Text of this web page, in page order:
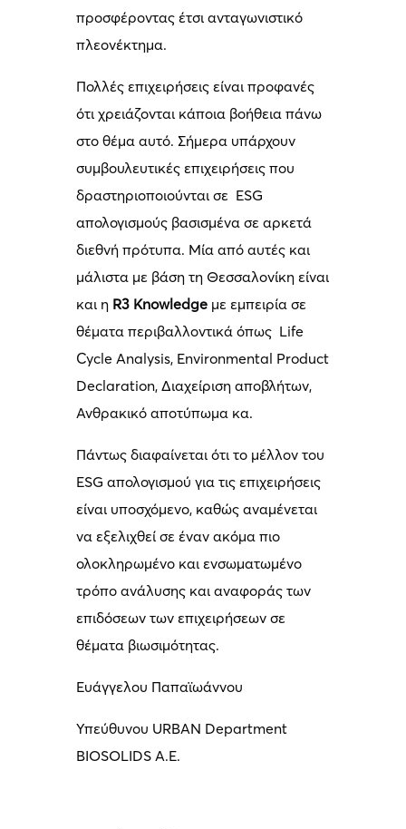
προσφέροντας έτσι ανταγωνιστικό
πλεονέκτημα.
Πολλές επιχειρήσεις είναι προφανές
ότι χρειάζονται κάποια βοήθεια πάνω
στο θέμα αυτό. Σήμερα υπάρχουν
συμβουλευτικές επιχειρήσεις που
δραστηριοποιούνται σε ESG
απολογισμούς βασισμένα σε αρκετά
διεθνή πρότυπα. Μία από αυτές και
μάλιστα με βάση τη Θεσσαλονίκη είναι
και η R3 Knowledge με εμπειρία σε
θέματα περιβαλλοντικά όπως Life
Cycle Analysis, Environmental Product
Declaration, Διαχείριση αποβλήτων,
Ανθρακικό αποτύπωμα κα.
Πάντως διαφαίνεται ότι το μέλλον του
ESG απολογισμού για τις επιχειρήσεις
είναι υποσχόμενο, καθώς αναμένεται
να εξελιχθεί σε έναν ακόμα πιο
ολοκληρωμένο και ενσωματωμένο
τρόπο ανάλυσης και αναφοράς των
επιδόσεων των επιχειρήσεων σε
θέματα βιωσιμότητας.
Ευάγγελου Παπαϊωάννου
Υπεύθυνου URBAN Department
BIOSOLIDS Α.Ε.